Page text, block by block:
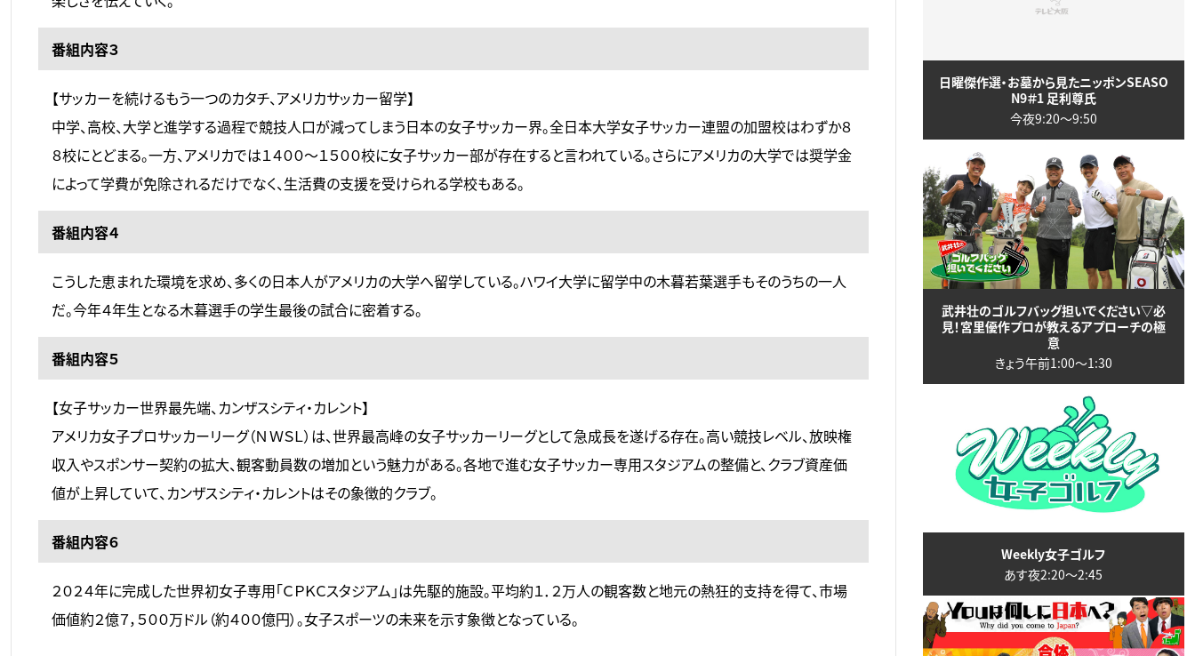
番組内容３
【サッカーを続けるもう一つのカタチ、アメリカサッカー留学】
中学、高校、大学と進学する過程で競技人口が減ってしまう日本の女子サッカー界。全日本大学女子サッカー連盟の加盟校はわずか８
８校にとどまる。一方、アメリカでは１４００～１５００校に女子サッカー部が存在すると言われている。さらにアメリカの大学では奨学金
によって学費が免除されるだけでなく、生活費の支援を受けられる学校もある。
番組内容４
こうした恵まれた環境を求め、多くの日本人がアメリカの大学へ留学している。ハワイ大学に留学中の木暮若葉選手もそのうちの一人
だ。今年４年生となる木暮選手の学生最後の試合に密着する。
番組内容５
【女子サッカー世界最先端、カンザスシティ・カレント】
アメリカ女子プロサッカーリーグ（ＮＷＳＬ）は、世界最高峰の女子サッカーリーグとして急成長を遂げる存在。高い競技レベル、放映権
収入やスポンサー契約の拡大、観客動員数の増加という魅力がある。各地で進む女子サッカー専用スタジアムの整備と、クラブ資産価
値が上昇していて、カンザスシティ・カレントはその象徴的クラブ。
番組内容６
２０２４年に完成した世界初女子専用「ＣＰＫＣスタジアム」は先駆的施設。平均約１．２万人の観客数と地元の熱狂的支持を得て、市場
価値約２億７，５００万ドル（約４００億円）。女子スポーツの未来を示す象徴となっている。
日曜傑作選・お墓から見たニッポンSEASO
N9＃1 足利尊氏
今夜9:20〜9:50
武井壮のゴルフバッグ担いでください▽必
見！宮里優作プロが教えるアプローチの極
意
きょう午前1:00〜1:30
Weekly女子ゴルフ
あす夜2:20〜2:45